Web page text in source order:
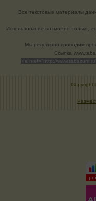
Все текстовые материалы
Использование возможно только,
Мы регулярно проводим
Cсылка
<a href="http://
Copyright